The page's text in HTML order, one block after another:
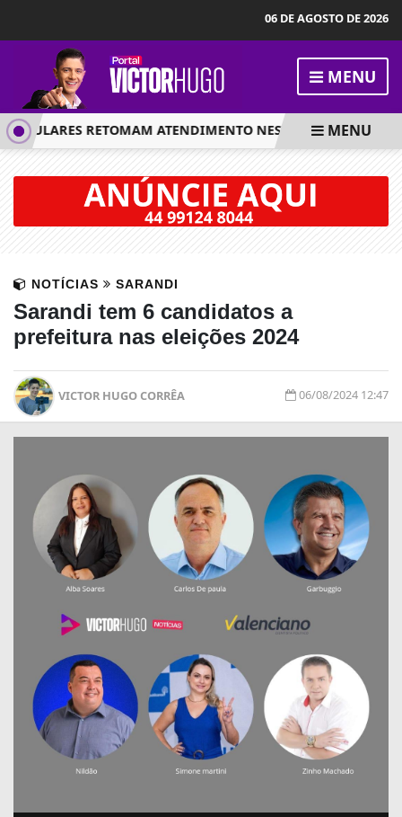
06 DE AGOSTO DE 2026
MENU
RETOMAM ATENDIMENTO NESTA QUARTA-FEIRA,
MENU
NOTÍCIAS SARANDI
Sarandi tem 6 candidatos a
prefeitura nas eleições 2024
VICTOR HUGO CORRÊA 06/08/2024 12:47